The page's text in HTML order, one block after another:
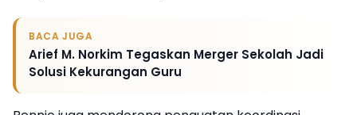
BACA JUGA
Arief M. Norkim Tegaskan Merger Sekolah Jadi
Solusi Kekurangan Guru